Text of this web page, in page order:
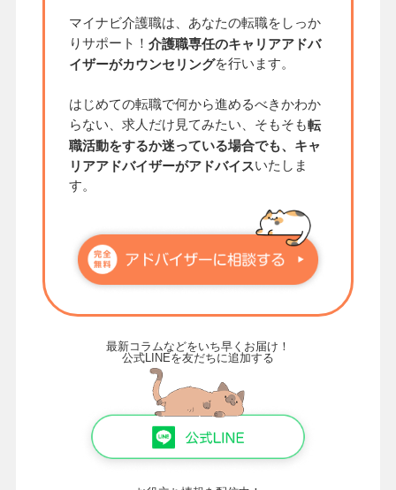
マイナビ介護職は、あなたの転職をしっか
りサポート！ 介護職専任のキャリアアドバ
イザーがカウンセリングを行います。
はじめての転職で何から進めるべきかわか
らない、求人だけ見てみたい、そもそも転
職活動をするか迷っている場合でも、キャ
リアアドバイザーがアドバイスいたしま
す。
最新コラムなどをいち早くお届け！
公式LINEを友だちに追加する